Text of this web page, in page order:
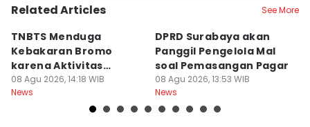
Related Articles See More
TNBTS Menduga
Kebakaran Bromo
karena Aktivitas
Manusia
08 Agu 2026, 14:18 WIB
News
DPRD Surabaya akan
Panggil Pengelola Mal
soal Pemasangan Pagar
08 Agu 2026, 13:53 WIB
News